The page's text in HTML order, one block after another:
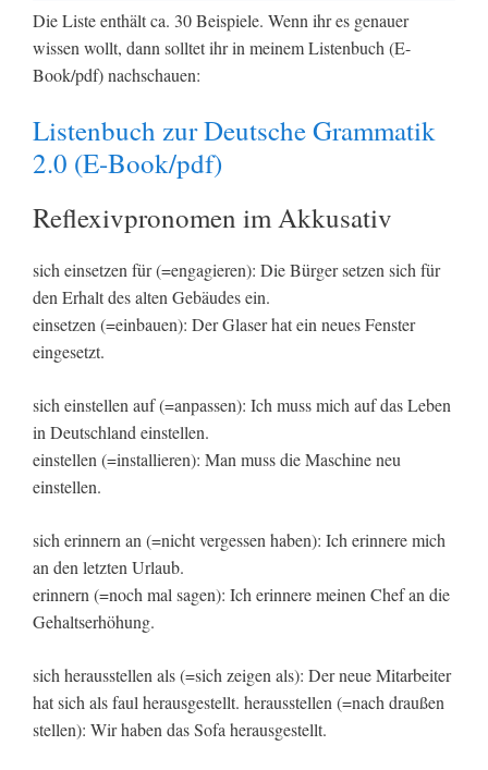
Die Liste enthält ca. 30 Beispiele. Wenn ihr es genauer
wissen wollt, dann solltet ihr in meinem Listenbuch (E-
Book/pdf) nachschauen:
Listenbuch zur Deutsche Grammatik
2.0 (E-Book/pdf)
Reflexivpronomen im Akkusativ
sich einsetzen für (=engagieren): Die Bürger setzen sich für
den Erhalt des alten Gebäudes ein.
einsetzen (=einbauen): Der Glaser hat ein neues Fenster
eingesetzt.
sich einstellen auf (=anpassen): Ich muss mich auf das Leben
in Deutschland einstellen.
einstellen (=installieren): Man muss die Maschine neu
einstellen.
sich erinnern an (=nicht vergessen haben): Ich erinnere mich
an den letzten Urlaub.
erinnern (=noch mal sagen): Ich erinnere meinen Chef an die
Gehaltserhöhung.
sich herausstellen als (=sich zeigen als): Der neue Mitarbeiter
hat sich als faul herausgestellt. herausstellen (=nach draußen
stellen): Wir haben das Sofa herausgestellt.